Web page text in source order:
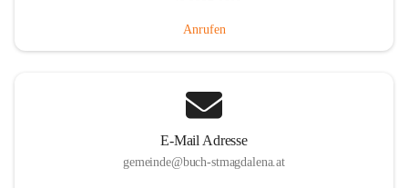
Anrufen
E-Mail Adresse
gemeinde@buch-stmagdalena.at